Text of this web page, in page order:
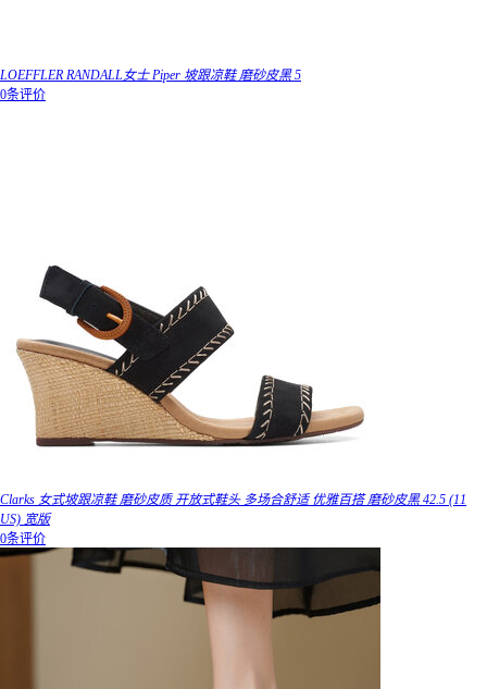
LOEFFLER RANDALL女士 Piper 坡跟凉鞋 磨砂皮黑 5
0条评价
Clarks 女式坡跟凉鞋 磨砂皮质 开放式鞋头 多场合舒适 优雅百搭 磨砂皮黑 42.5 (11
US) 宽版
0条评价